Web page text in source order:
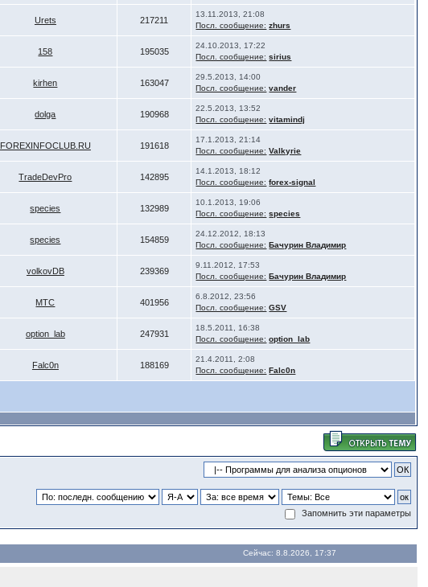
Urets 217211
13.11.2013, 21:08
Посл. сообщение: zhurs
158 195035
24.10.2013, 17:22
Посл. сообщение: sirius
kirhen 163047
29.5.2013, 14:00
Посл. сообщение: vander
dolga 190968
22.5.2013, 13:52
Посл. сообщение: vitamindj
FOREXINFOCLUB.RU 191618
17.1.2013, 21:14
Посл. сообщение: Valkyrie
TradeDevPro 142895
14.1.2013, 18:12
Посл. сообщение: forex-signal
species 132989
10.1.2013, 19:06
Посл. сообщение: species
species 154859
24.12.2012, 18:13
Посл. сообщение: Бачурин Владимир
volkovDB 239369
9.11.2012, 17:53
Посл. сообщение: Бачурин Владимир
МТС 401956
6.8.2012, 23:56
Посл. сообщение: GSV
option_lab 247931
18.5.2011, 16:38
Посл. сообщение: option_lab
Falc0n 188169
21.4.2011, 2:08
Посл. сообщение: Falc0n
Запомнить эти параметры
Сейчас: 8.8.2026, 17:37